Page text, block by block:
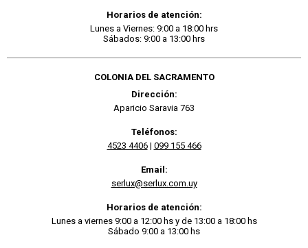
Horarios de atención:
Lunes a Viernes: 9:00 a 18:00 hrs
Sábados: 9:00 a 13:00 hrs
COLONIA DEL SACRAMENTO
Dirección:
Aparicio Saravia 763
Teléfonos:
4523 4406| 099 155 466
Email:
serlux@serlux.com.uy
Horarios de atención:
Lunes a viernes 9:00 a 12:00 hs y de 13:00 a 18:00 hs
Sábado 9:00 a 13:00 hs